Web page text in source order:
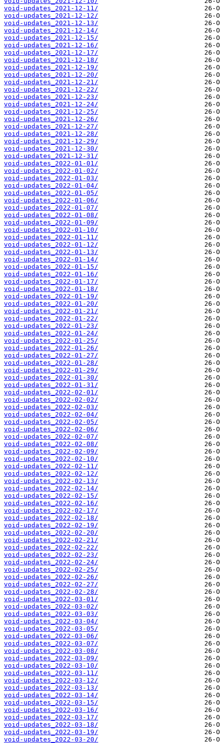
void-updates_2021-12-11/
void-updates_2021-12-12/
void-updates_2021-12-13/
void-updates_2021-12-14/
void-updates_2021-12-15/
void-updates_2021-12-16/
void-updates_2021-12-17/
void-updates_2021-12-18/
void-updates_2021-12-19/
void-updates_2021-12-20/
void-updates_2021-12-21/
void-updates_2021-12-22/
void-updates_2021-12-23/
void-updates_2021-12-24/
void-updates_2021-12-25/
void-updates_2021-12-26/
void-updates_2021-12-27/
void-updates_2021-12-28/
void-updates_2021-12-29/
void-updates_2021-12-30/
void-updates_2021-12-31/
void-updates_2022-01-01/
void-updates_2022-01-02/
void-updates_2022-01-03/
void-updates_2022-01-04/
void-updates_2022-01-05/
void-updates_2022-01-06/
void-updates_2022-01-07/
void-updates_2022-01-08/
void-updates_2022-01-09/
void-updates_2022-01-10/
void-updates_2022-01-11/
void-updates_2022-01-12/
void-updates_2022-01-13/
void-updates_2022-01-14/
void-updates_2022-01-15/
void-updates_2022-01-16/
void-updates_2022-01-17/
void-updates_2022-01-18/
void-updates_2022-01-19/
void-updates_2022-01-20/
void-updates_2022-01-21/
void-updates_2022-01-22/
void-updates_2022-01-23/
void-updates_2022-01-24/
void-updates_2022-01-25/
void-updates_2022-01-26/
void-updates_2022-01-27/
void-updates_2022-01-28/
void-updates_2022-01-29/
void-updates_2022-01-30/
void-updates_2022-01-31/
void-updates_2022-02-01/
void-updates_2022-02-02/
void-updates_2022-02-03/
void-updates_2022-02-04/
void-updates_2022-02-05/
void-updates_2022-02-06/
void-updates_2022-02-07/
void-updates_2022-02-08/
void-updates_2022-02-09/
void-updates_2022-02-10/
void-updates_2022-02-11/
void-updates_2022-02-12/
void-updates_2022-02-13/
void-updates_2022-02-14/
void-updates_2022-02-15/
void-updates_2022-02-16/
void-updates_2022-02-17/
void-updates_2022-02-18/
void-updates_2022-02-19/
void-updates_2022-02-20/
void-updates_2022-02-21/
void-updates_2022-02-22/
void-updates_2022-02-23/
void-updates_2022-02-24/
void-updates_2022-02-25/
void-updates_2022-02-26/
void-updates_2022-02-27/
void-updates_2022-02-28/
void-updates_2022-03-01/
void-updates_2022-03-02/
void-updates_2022-03-03/
void-updates_2022-03-04/
void-updates_2022-03-05/
void-updates_2022-03-06/
void-updates_2022-03-07/
void-updates_2022-03-08/
void-updates_2022-03-09/
void-updates_2022-03-10/
void-updates_2022-03-11/
void-updates_2022-03-12/
void-updates_2022-03-13/
void-updates_2022-03-14/
void-updates_2022-03-15/
void-updates_2022-03-16/
void-updates_2022-03-17/
void-updates_2022-03-18/
void-updates_2022-03-19/
void-updates_2022-03-20/